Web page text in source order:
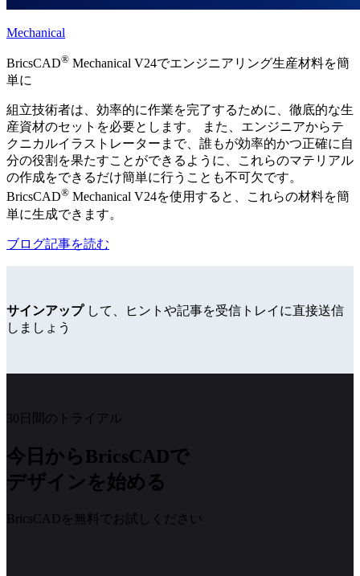
Mechanical
BricsCAD® Mechanical V24でエンジニアリング生産材料を簡
単に
組立技術者は、効率的に作業を完了するために、徹底的な生
産資材のセットを必要とします。 また、エンジニアからテ
クニカルイラストレーターまで、誰もが効率的かつ正確に自
分の役割を果たすことができるように、これらのマテリアル
の作成をできるだけ簡単に行うことも不可欠です。
BricsCAD® Mechanical V24を使用すると、これらの材料を簡
単に生成できます。
ブログ記事を読む
サインアップして、ヒントや記事を受信トレイに直接送信
しましょう
30日間のトライアル
今日からBricsCADで
デザインを始める
BricsCADを無料でお試しください